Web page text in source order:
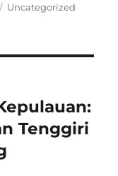
Categories
Uncategorized
Tenggiri